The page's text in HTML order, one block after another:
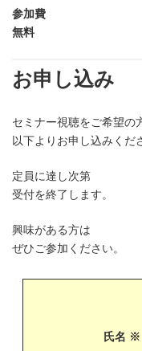
参加費
無料
お申し込み
セミナー視聴をご希望の
以下よりお申し込みくだ
定員に達し次第
受付を終了します。
興味がある方は
ぜひご参加ください。
氏名 ※